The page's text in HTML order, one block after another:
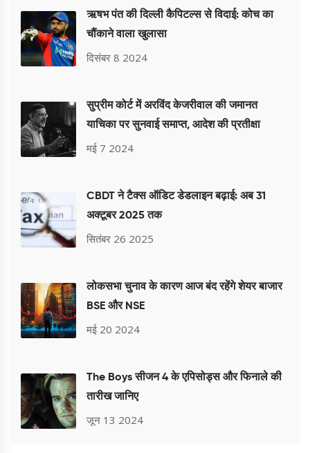
ऋषभ पंत की दिल्ली कैपिटल्स से विदाई: कोच का
चौंकाने वाला खुलासा
दिसंबर 8 2024
सुप्रीम कोर्ट में अरविंद केजरीवाल की जमानत
याचिका पर सुनवाई समाप्त, आदेश की प्रतीक्षा
मई 7 2024
CBDT ने टैक्स ऑडिट डेडलाइन बढ़ाई: अब 31
अक्टूबर 2025 तक
सितंबर 26 2025
लोकसभा चुनाव के कारण आज बंद रहेंगे शेयर बाजार
BSE और NSE
मई 20 2024
The Boys सीजन 4 के एपिसोड्स और फिनाले की
तारीख जानिए
जून 13 2024